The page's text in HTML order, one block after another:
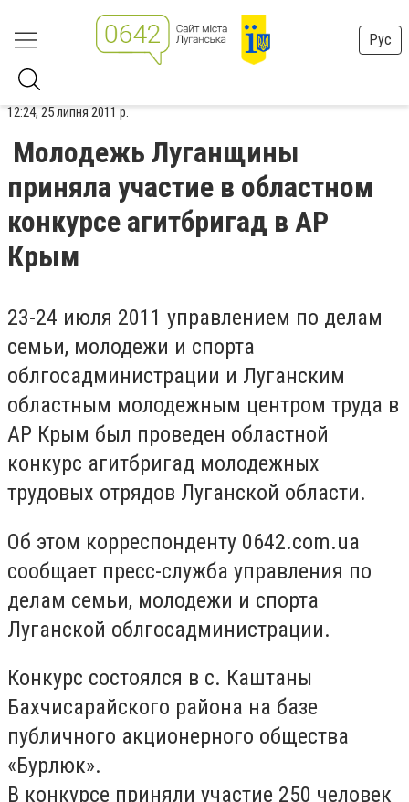
Рус
12:24, 25 липня 2011 р.
Молодежь Луганщины
приняла участие в областном
конкурсе агитбригад в АР
Крым
23-24 июля 2011 управлением по делам
семьи, молодежи и спорта
облгосадминистрации и Луганским
областным молодежным центром труда в
АР Крым был проведен областной
конкурс агитбригад молодежных
трудовых отрядов Луганской области.
Об этом корреспонденту 0642.com.ua
сообщает пресс-служба управления по
делам семьи, молодежи и спорта
Луганской облгосадминистрации.
Конкурс состоялся в с. Каштаны
Бахчисарайского района на базе
публичного акционерного общества
«Бурлюк».
В конкурсе приняли участие 250 человек